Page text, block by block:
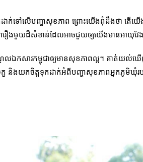
ដាក់ទៅលើបញ្ហាសុខភាព ព្រោះយើងពុំដឹងថា តើ
រឿងមួយដ៏សំខាន់ដែលអាចជួយឲ្យយើងមានអាយុវែ
ឯកសារកម្ពុជាឲ្យមានសុខភាពល្អ។ គាត់យល់ឃ
និងយកចិត្តទុកដាក់អំពីបញ្ហាសុខភាពអ្នកភូមិឃុំ